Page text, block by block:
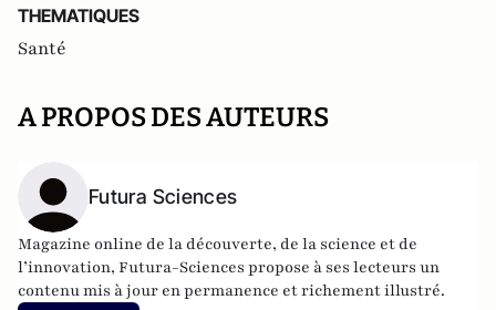
THEMATIQUES
Santé
A PROPOS DES AUTEURS
Futura Sciences
Magazine online de la découverte, de la science et de
l’innovation, Futura-Sciences propose à ses lecteurs un
contenu mis à jour en permanence et richement illustré.